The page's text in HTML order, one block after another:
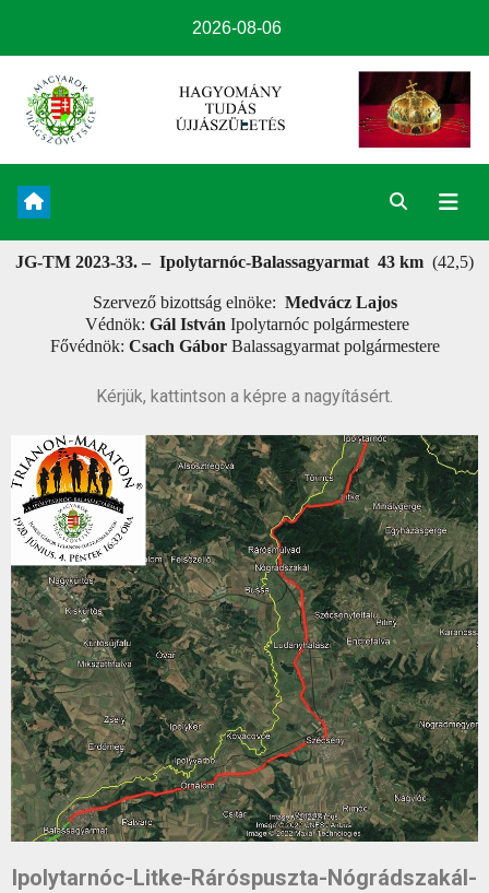
2026-08-06
JG-TM 2023-33. – Ipolytarnóc-Balassagyarmat 43 km (42,5)
Szervező bizottság elnöke: Medvácz Lajos
Védnök: Gál István Ipolytarnóc polgármestere
Fővédnök: Csach GáborBalassagyarmat polgármestere
Kérjük, kattintson a képre a nagyításért.
Ipolytarnóc-Litke-Ráróspuszta-Nógrádszakál-